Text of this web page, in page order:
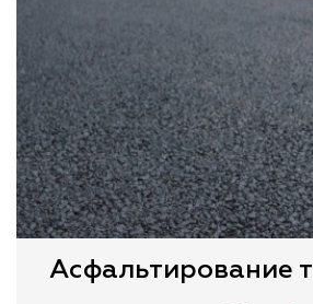
Асфальтирование